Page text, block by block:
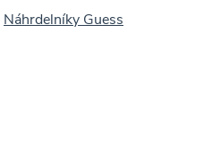
Náhrdelníky Guess